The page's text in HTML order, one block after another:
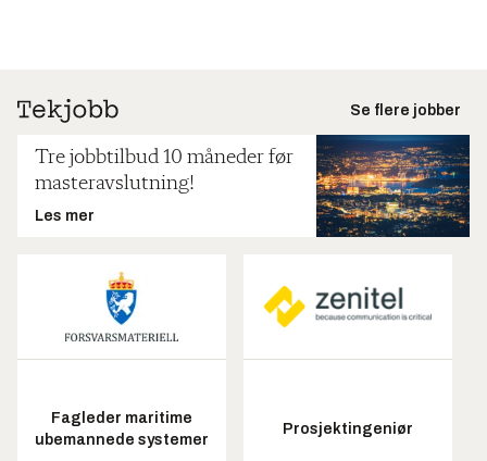
Se flere jobber
Tre jobbtilbud 10 måneder før
masteravslutning!
Les mer
Fagleder maritime
ubemannede systemer
Prosjektingeniør